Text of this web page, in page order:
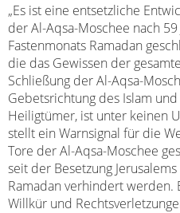
„Es ist eine entsetzliche
der Al-Aqsa-Moschee nach
Fastenmonats Ramadan
die das Gewissen der
Schließung der Al-Aqsa-
Gebetsrichtung des Islam
Heiligtümer, ist unter keinen
stellt ein Warnsignal für die
Tore der Al-Aqsa-Moschee
seit der Besetzung
Ramadan verhindert werden.
Willkür und